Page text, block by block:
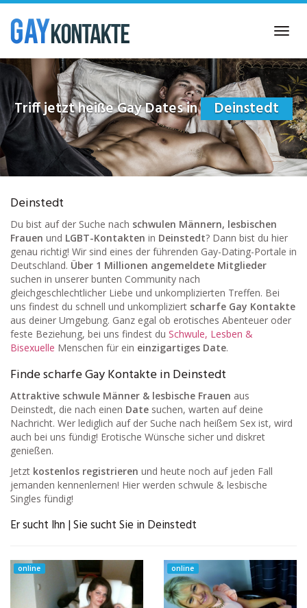
Skip
main
content
Triff jetzt heiße Gay Dates in Deinstedt
Deinstedt
Du bist auf der Suche nach schwulen Männern, lesbischen
Frauen und LGBT-Kontakten in Deinstedt? Dann bist du hier
genau richtig! Wir sind eines der führenden Gay-Dating-Portale in
Deutschland. Über 1 Millionen angemeldete Mitglieder
suchen in unserer bunten Community nach
gleichgeschlechtlicher Liebe und unkomplizierten Treffen. Bei
uns findest du schnell und unkompliziert scharfe Gay Kontakte
aus deiner Umgebung. Ganz egal ob erotisches Abenteuer oder
feste Beziehung, bei uns findest du Schwule, Lesben &
Bisexuelle Menschen für ein einzigartiges Date.
Finde scharfe Gay Kontakte in Deinstedt
Attraktive schwule Männer & lesbische Frauen aus
Deinstedt, die nach einen Date suchen, warten auf deine
Nachricht. Wer lediglich auf der Suche nach heißem Sex ist, wird
auch bei uns fündig! Erotische Wünsche sicher und diskret
genießen.
Jetzt kostenlos registrieren und heute noch auf jeden Fall
jemanden kennenlernen! Hier werden schwule & lesbische
Singles fündig!
Er sucht Ihn | Sie sucht Sie in Deinstedt
online online